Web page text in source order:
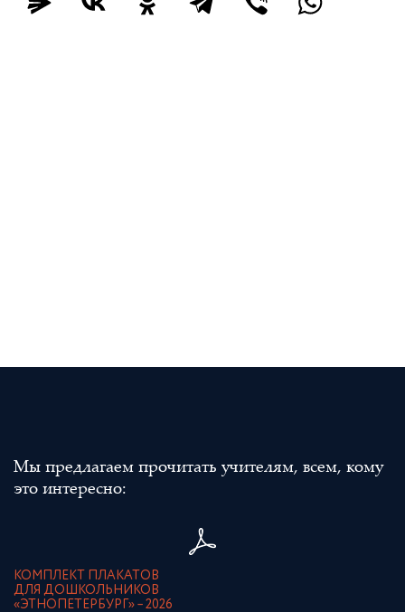
Мы предлагаем прочитать учителям, всем, кому
это интересно:
КОМПЛЕКТ ПЛАКАТОВ
ДЛЯ ДОШКОЛЬНИКОВ
«ЭТНОПЕТЕРБУРГ» – 2026